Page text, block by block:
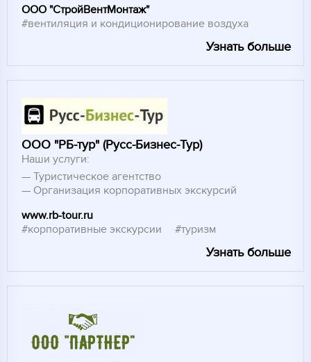
ООО "СтройВентМонтаж"
Узнать больше
#вентиляция и кондиционирование воздуха
ООО "РБ-тур" (Русс-Бизнес-Тур)
Наши услуги:
Туристическое агентство
Организация корпоративных экскурсий
www.rb-tour.ru
Узнать больше
#корпоративные экскурсии #туризм